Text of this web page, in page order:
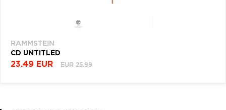
RAMMSTEIN
CD UNTITLED
23.49 EUR EUR 25.99